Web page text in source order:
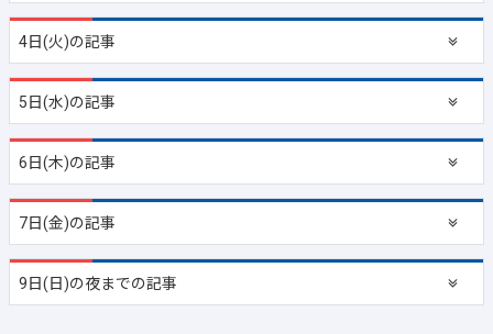
4日(火)の記事
5日(水)の記事
6日(木)の記事
7日(金)の記事
9日(日)の夜までの記事